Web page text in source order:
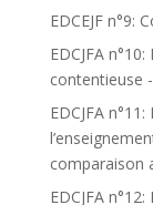
EDCEJF n°9:
EDCJFA
contentieuse
EDCJFA
comparaison
EDCJFA